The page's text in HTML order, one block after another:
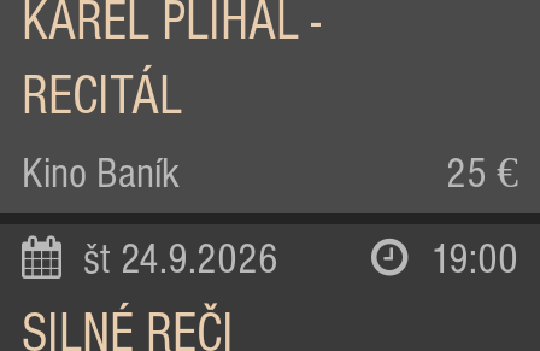
KAREL PLÍHAL -
RECITÁL
Kino Baník 25 €
št 24.9.2026 19:00
SILNÉ REČI